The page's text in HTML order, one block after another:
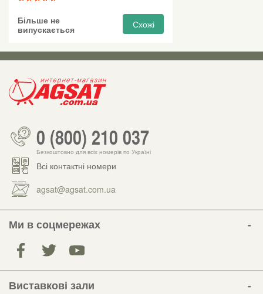
Більше не
випускається
Схожі
0 (800) 210 037
Безкоштовно для всіх номерів по Україні
Всі контактні номери
agsat@agsat.com.ua
Ми в соцмережах
Виставкові зали